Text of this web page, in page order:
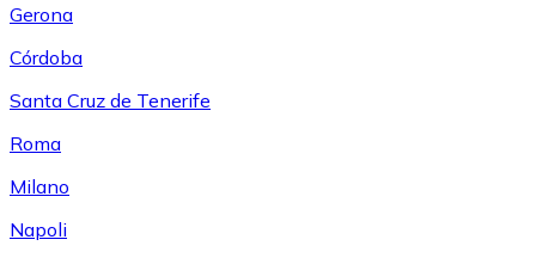
Gerona
Córdoba
Santa Cruz de Tenerife
Roma
Milano
Napoli